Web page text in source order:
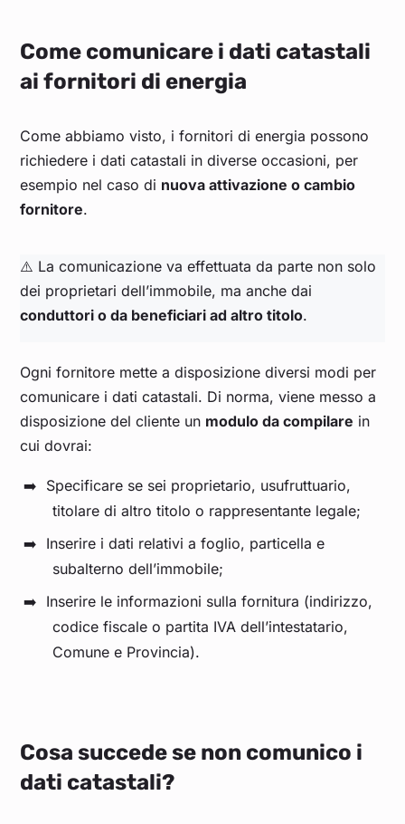
Come comunicare i dati catastali
ai fornitori di energia
Come abbiamo visto, i fornitori di energia possono
richiedere i dati catastali in diverse occasioni, per
esempio nel caso di nuova attivazione o cambio
fornitore.
⚠️ La comunicazione va effettuata da parte non solo
dei proprietari dell’immobile, ma anche dai
conduttori o da beneficiari ad altro titolo.
Ogni fornitore mette a disposizione diversi modi per
comunicare i dati catastali. Di norma, viene messo a
disposizione del cliente un modulo da compilare in
cui dovrai:
Specificare se sei proprietario, usufruttuario,
titolare di altro titolo o rappresentante legale;
Inserire i dati relativi a foglio, particella e
subalterno dell’immobile;
Inserire le informazioni sulla fornitura (indirizzo,
codice fiscale o partita IVA dell’intestatario,
Comune e Provincia).
Cosa succede se non comunico i
dati catastali?